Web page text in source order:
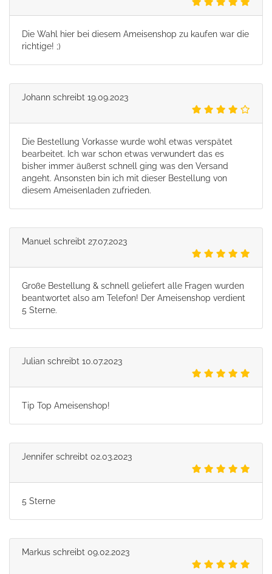
Die Wahl hier bei diesem Ameisenshop zu kaufen war die
richtige! ;)
Johann schreibt 19.09.2023
Die Bestellung Vorkasse wurde wohl etwas verspätet
bearbeitet. Ich war schon etwas verwundert das es
bisher immer äußerst schnell ging was den Versand
angeht. Ansonsten bin ich mit dieser Bestellung von
diesem Ameisenladen zufrieden.
Manuel schreibt 27.07.2023
Große Bestellung & schnell geliefert alle Fragen wurden
beantwortet also am Telefon! Der Ameisenshop verdient
5 Sterne.
Julian schreibt 10.07.2023
Tip Top Ameisenshop!
Jennifer schreibt 02.03.2023
5 Sterne
Markus schreibt 09.02.2023